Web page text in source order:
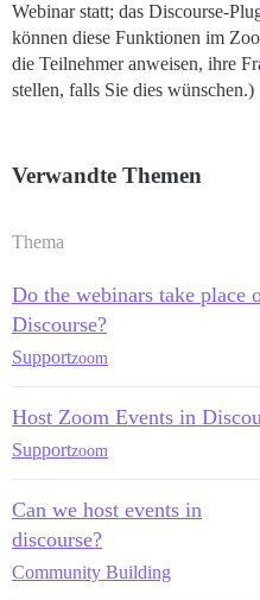
Webinar statt; das Discourse-
können diese Funktionen im
die Teilnehmer anweisen, ihre
stellen, falls Sie dies wünschen.)
Verwandte Themen
Thema
Do the webinars take place
Discourse?
Supportzoom
Host Zoom Events in
Supportzoom
Can we host events in
discourse?
Community Building